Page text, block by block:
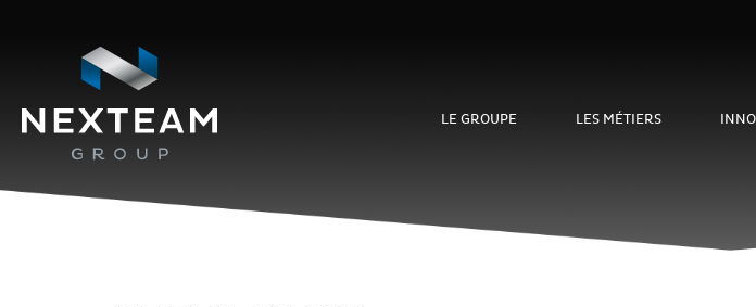
LE GROUPE LES MÉTIERS